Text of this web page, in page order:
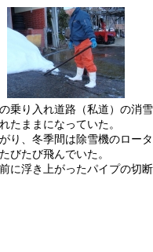
乗り入れ道路（私道）の消雪
たままになっていた。
り、冬季間は除雪機のロータ
びたび飛んでいた。
に浮き上がったパイプの切断